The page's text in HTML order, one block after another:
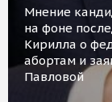
Мнение
на фоне
Кирилла о
абортам и
Павловой